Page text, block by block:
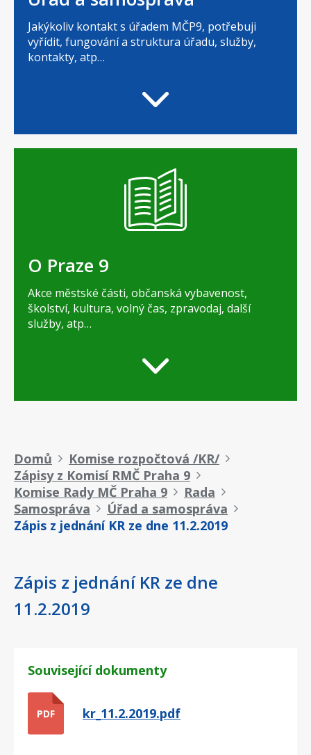
Jakýkoliv kontakt s úřadem MČP9, potřebuji
vyřídit, fungování a struktura úřadu, služby,
kontakty, atp…
O Praze 9
Akce městské části, občanská vybavenost,
školství, kultura, volný čas, zpravodaj, další
služby, atp…
Drobečková
navigace
Domů
Komise rozpočtová /KR/
Zápisy z Komisí RMČ Praha 9
Komise Rady MČ Praha 9
Rada
Samospráva
Úřad a samospráva
Zápis z jednání KR ze dne 11.2.2019
Zápis z jednání KR ze dne
11.2.2019
Související dokumenty
PDF kr_11.2.2019.pdf